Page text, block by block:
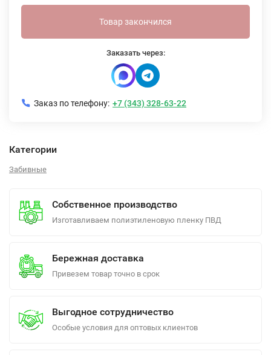
Товар закончился
Заказать через:
Заказ по телефону: +7 (343) 328-63-22
Категории
Забивные
Собственное производство
Изготавливаем полиэтиленовую пленку ПВД
Бережная доставка
Привезем товар точно в срок
Выгодное сотрудничество
Особые условия для оптовых клиентов